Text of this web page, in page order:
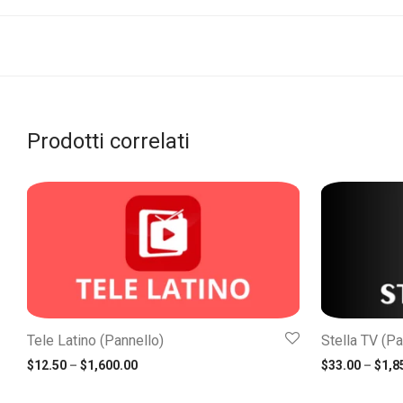
Prodotti correlati
Tele Latino (Pannello)
$12.50 – $1,600.00Fascia di prezzo: $12.50 Attraverso
Stella TV
$33.00 – $